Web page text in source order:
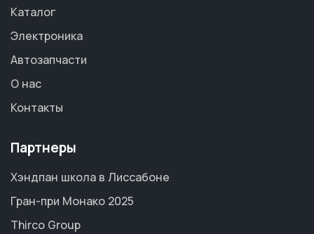
Каталог
Электроника
Автозапчасти
О нас
Контакты
Партнеры
Хэндпан школа в Лиссабоне
Гран-при Монако 2025
Thirco Group